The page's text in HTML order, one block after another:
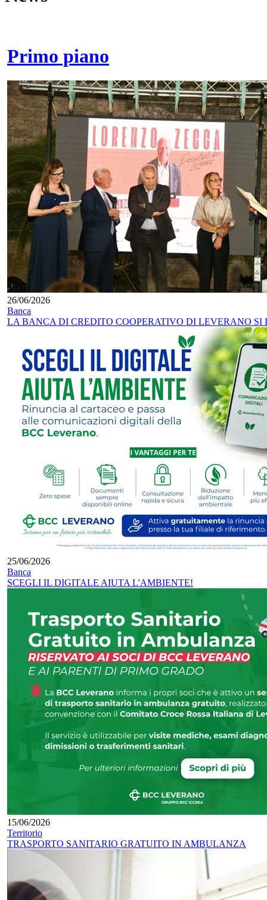
Primo piano
26/06/2026
Banca
LA BANCA DI CREDITO COOPERATIVO DI LEVERANO
25/06/2026
Banca
SCEGLI IL DIGITALE AIUTA L'AMBIENTE!
15/06/2026
Territorio
TRASPORTO SANITARIO GRATUITO IN AMBULANZA